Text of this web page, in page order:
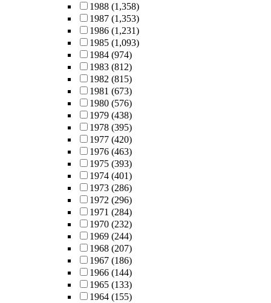
1988 (1,358)
1987 (1,353)
1986 (1,231)
1985 (1,093)
1984 (974)
1983 (812)
1982 (815)
1981 (673)
1980 (576)
1979 (438)
1978 (395)
1977 (420)
1976 (463)
1975 (393)
1974 (401)
1973 (286)
1972 (296)
1971 (284)
1970 (232)
1969 (244)
1968 (207)
1967 (186)
1966 (144)
1965 (133)
1964 (155)